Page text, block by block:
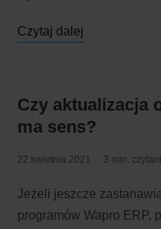
Czytaj dalej
Czy aktualizacja
ma sens?
22 kwietnia 2021 3 min.
Jeżeli jeszcze
programów Wapro ERP,